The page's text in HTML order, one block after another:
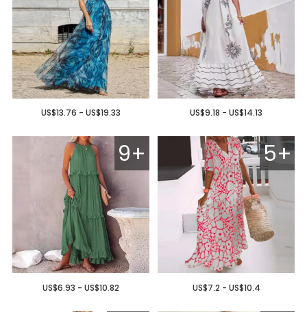
US$13.76 - US$19.33 US$9.18 - US$14.13
9+
US$6.93 - US$10.82
5+
US$7.2 - US$10.4